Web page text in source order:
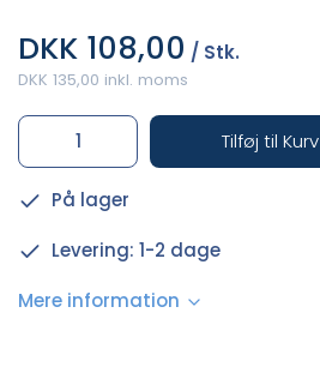
DKK 108,00 / Stk.
DKK 135,00 inkl. moms
Tilføj til Kurv
På lager
Levering: 1-2 dage
Mere information